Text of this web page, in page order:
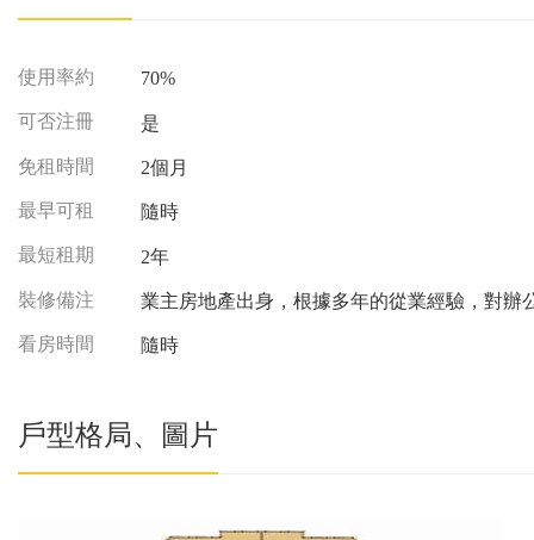
使用率約 70%
可否注冊 是
免租時間 2個月
最早可租 隨時
最短租期 2年
裝修備注 業主房地產出身，根據多年的從業經驗，對
看房時間 隨時
戶型格局、圖片